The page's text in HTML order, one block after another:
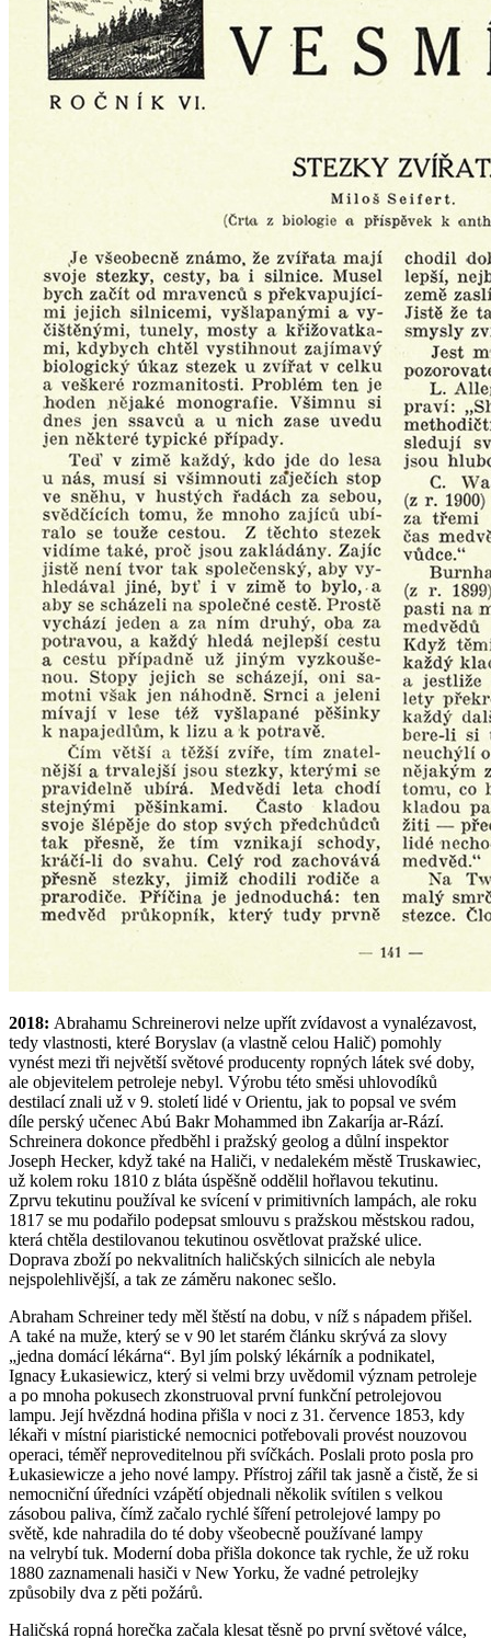
2018: Abrahamu Schreinerovi nelze upřít zvídavost a vynalézavost,
tedy vlastnosti, které Boryslav (a vlastně celou Halič) pomohly
vynést mezi tři největší světové producenty ropných látek své doby,
ale objevitelem petroleje nebyl. Výrobu této směsi uhlovodíků
destilací znali už v 9. století lidé v Orientu, jak to popsal ve svém
díle perský učenec Abú Bakr Mohammed ibn Zakaríja ar-Rází.
Schreinera dokonce předběhl i pražský geolog a důlní inspektor
Joseph Hecker, když také na Haliči, v nedalekém městě Truskawiec,
už kolem roku 1810 z bláta úspěšně oddělil hořlavou tekutinu.
Zprvu tekutinu používal ke svícení v primitivních lampách, ale roku
1817 se mu podařilo podepsat smlouvu s pražskou městskou radou,
která chtěla destilovanou tekutinou osvětlovat pražské ulice.
Doprava zboží po nekvalitních haličských silnicích ale nebyla
nejspolehlivější, a tak ze záměru nakonec sešlo.
Abraham Schreiner tedy měl štěstí na dobu, v níž s nápadem přišel.
A také na muže, který se v 90 let starém článku skrývá za slovy
„jedna domácí lékárna“. Byl jím polský lékárník a podnikatel,
Ignacy Łukasiewicz, který si velmi brzy uvědomil význam petroleje
a po mnoha pokusech zkonstruoval první funkční petrolejovou
lampu. Její hvězdná hodina přišla v noci z 31. července 1853, kdy
lékaři v místní piaristické nemocnici potřebovali provést nouzovou
operaci, téměř neproveditelnou při svíčkách. Poslali proto posla pro
Łukasiewicze a jeho nové lampy. Přístroj zářil tak jasně a čistě, že si
nemocniční úředníci vzápětí objednali několik svítilen s velkou
zásobou paliva, čímž začalo rychlé šíření petrolejové lampy po
světě, kde nahradila do té doby všeobecně používané lampy
na velrybí tuk. Moderní doba přišla dokonce tak rychle, že už roku
1880 zaznamenali hasiči v New Yorku, že vadné petrolejky
způsobily dva z pěti požárů.
Haličská ropná horečka začala klesat těsně po první světové válce,